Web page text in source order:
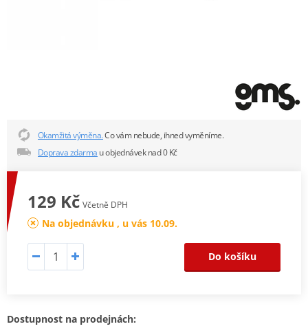
Okamžitá výměna.Co vám nebude, ihned vyměníme.
Doprava zdarma u objednávek nad 0 Kč
129 Kč Včetně DPH
Na objednávku , u vás 10.09.
Do košíku
Dostupnost na prodejnách: